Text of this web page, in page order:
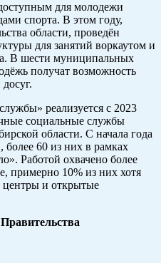
для молодежи
спорта. В этом году,
области, проведён
для занятий воркаутом и
В шести муниципальных
получат возможность
реализуется с 2023
социальные службы
области. С начала года
более 60 из них в рамках
Работой охвачено более
примерно 10% из них хотя
центры и открытые